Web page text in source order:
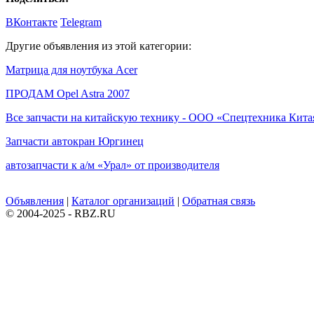
ВКонтакте Telegram
Другие объявления из этой категории:
Матрица для ноутбука Acer
ПРОДАМ Opel Astra 2007
Все запчасти на китайскую технику - ООО «Спецтехника
Запчасти автокран Юргинец
автозапчасти к а/м «Урал» от производителя
Объявления | Каталог организаций | Обратная связь
© 2004-2025 - RBZ.RU